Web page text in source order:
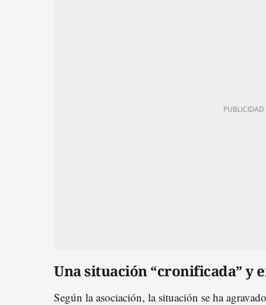
Una situación “cronificada” y
Según la asociación, la situación se ha